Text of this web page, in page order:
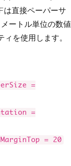
lands
直接ペーパーサ
ートル単位の数値
ィを使用します。
=
=
MarginTop = 20